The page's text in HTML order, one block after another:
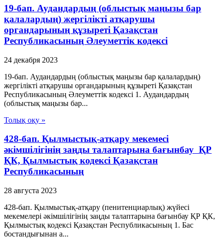
19-бап. Аудандардың (облыстық маңызы бар
қалалардың) жергілікті атқарушы
органдарының құзыреті Қазақстан
Республикасының Әлеуметтік кодексі
24 декабря 2023
19-бап. Аудандардың (облыстық маңызы бар қалалардың)
жергілікті атқарушы органдарының құзыреті Қазақстан
Республикасының Әлеуметтік кодексі 1. Аудандардың
(облыстық маңызы бар...
Толық оқу »
428-бап. Қылмыстық-атқару мекемесі
әкімшілігінің заңды талаптарына бағынбау ҚР
ҚК, Қылмыстық кодексi Қазақстан
Республикасының
28 августа 2023
428-бап. Қылмыстық-атқару (пенитенциарлық) жүйесі
мекемелері әкімшілігінің заңды талаптарына бағынбау ҚР ҚК,
Қылмыстық кодексi Қазақстан Республикасының 1. Бас
бостандығынан а...